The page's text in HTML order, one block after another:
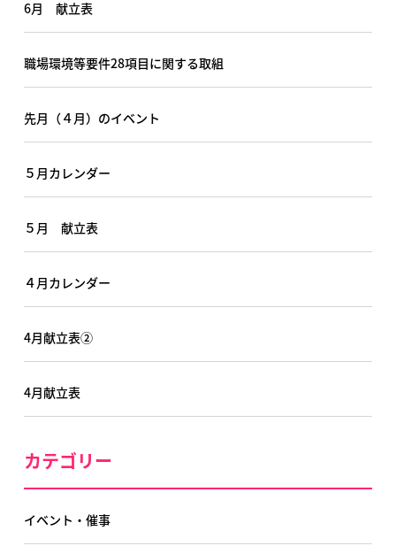
6月 献立表
職場環境等要件28項目に関する取組
先月（４月）のイベント
５月カレンダー
５月 献立表
４月カレンダー
4月献立表②
4月献立表
カテゴリー
イベント・催事